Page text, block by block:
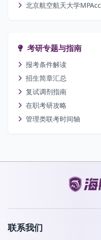
北京航空航天大学MPAcc
考研专题与指南
报考条件解读
招生简章汇总
复试调剂指南
在职考研攻略
管理类联考时间轴
联系我们